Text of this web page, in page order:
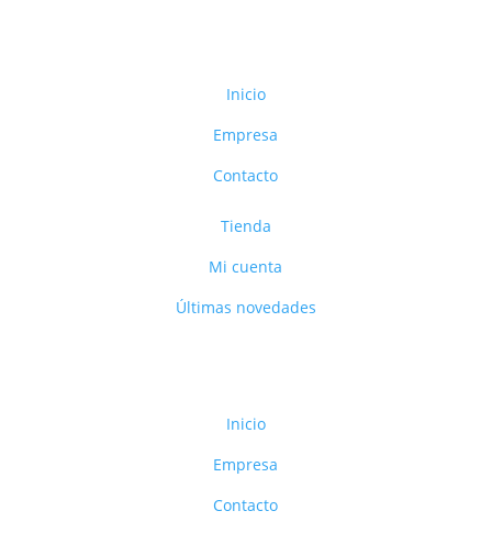
Inicio
Empresa
Contacto
Tienda
Mi cuenta
Últimas novedades
Inicio
Empresa
Contacto